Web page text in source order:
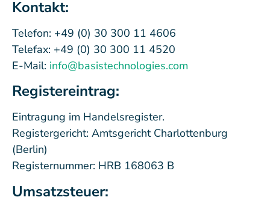
Kontakt:
Telefon: +49 (0) 30 300 11 4606
Telefax: +49 (0) 30 300 11 4520
E-Mail: info@basistechnologies.com
Registereintrag:
Eintragung im Handelsregister.
Registergericht: Amtsgericht Charlottenburg
(Berlin)
Registernummer: HRB 168063 B
Umsatzsteuer: